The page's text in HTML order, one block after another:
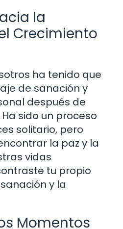
la
Crecimiento
ha tenido que
de sanación y
después de
sido un proceso
solitario, pero
la paz y la
vidas
tu propio
y la
Momentos